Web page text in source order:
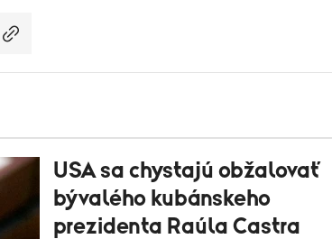
USA sa chystajú obžalovať
bývalého kubánskeho
prezidenta Raúla Castra